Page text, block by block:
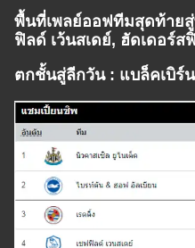
พื้นที่เพลย์ออฟทีมสุดท้ายสู่
ฟิลด์ เว้นสเดย์, ฮัดเดอร์
ตกชั้นสู่ลีกวัน : แบล็คเบิร์